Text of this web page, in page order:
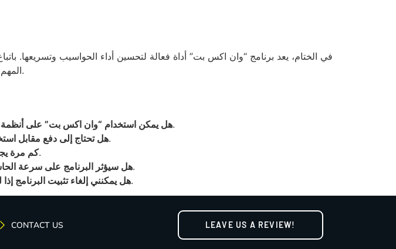
في الختام، يعد برنامج “وان اكس بت” أداة فعالة لتحسين أداء الحواسيب وتسريعها.
المهم أيضًا المحافظة على تحديث البرنامج واستخدام النصائح المذكورة لتحقيق أقصى استفادة.
هل يمكن استخدام “وان اكس بت” علىنعم، يدعم البرنامج العديد من أنظمة التشغيل بما في ذلك ويندوز.
هل تحتاج إلى دفع مقابليتوفر البرنامج بإصدار مجاني وإصدار مدفوع بميزات إضافية.
كم مرةيُنصح بتشغيله مرة واحدة في الأسبوع لتحسين الأداء.
هل سيؤثر البرنامج على سرعةنعم، يساعد في زيادة سرعة الحاسوب عن طريق تحسين العمليات الجارية.
هل يمكنني إلغاء تثبيت البرنامجبالطبع، يمكنك إلغاء تثبيته بسهولة عن طريق قائمة البرامج في النظام.
CONTACT US LEAVE US A REVIEW!